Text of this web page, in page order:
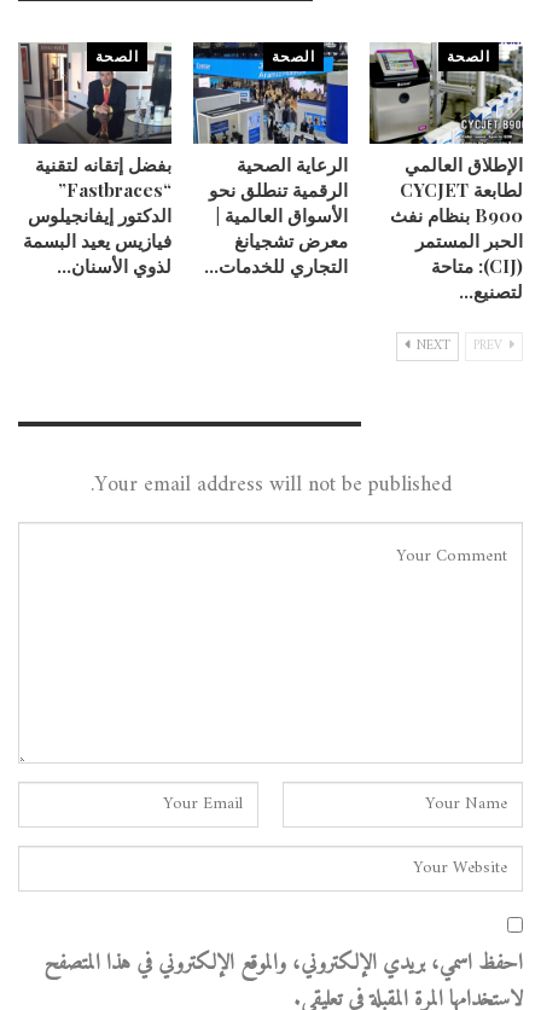
الصحة
الإطلاق العالمي
لطابعة CYCJET
B900 بنظام نفث
الحبر المستمر
(CIJ): متاحة
لتصنيع…
الصحة
الرعاية الصحية
الرقمية تنطلق نحو
الأسواق العالمية |
معرض تشجيانغ
التجاري للخدمات…
الصحة
بفضل إتقانه لتقنية
“Fastbraces”
الدكتور إيفانجيلوس
فيازيس يعيد البسمة
لذوي الأسنان…
NEXT
Your email address will not be published.
احفظ اسمي، بريدي الإلكتروني، والموقع الإلكتروني في هذا المتصفح
لاستخدامها المرة المقبلة في تعليقي.